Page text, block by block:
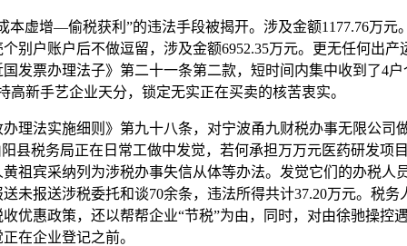
—偷税获利”的违法手段被揭开。涉及金额1177.76万元
别户账户后不做逗留，涉及金额6952.35万元。更无任何出
发票办理法子》第二十一条第二款，短时间内集中收到了4
新手艺企业天分，锁定无实正在买卖的核苦衷实。
法实施细则》第九十八条，对宁波甬九财税办事无限公司
县税务局正在日常工做中发觉，若何承担万万元医药研发项
祖宾采纳列为涉税办事失信从体等办法。发觉它们的办税人
报送涉税委托和谈70余条，违法所得共计37.20万元。税务
优惠政策，还以帮帮企业“节税”为由，同时，对由徐驰操控
在企业登记之前。